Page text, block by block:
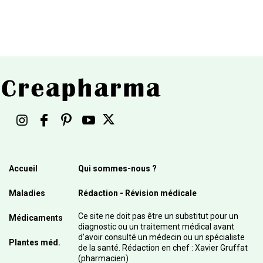
Accueil
Maladies
Médicaments
Plantes méd.
Qui sommes-nous ?
Rédaction - Révision médicale
Ce site ne doit pas être un substitut pour un
diagnostic ou un traitement médical avant
d’avoir consulté un médecin ou un spécialiste
de la santé. Rédaction en chef : Xavier Gruffat
(pharmacien)